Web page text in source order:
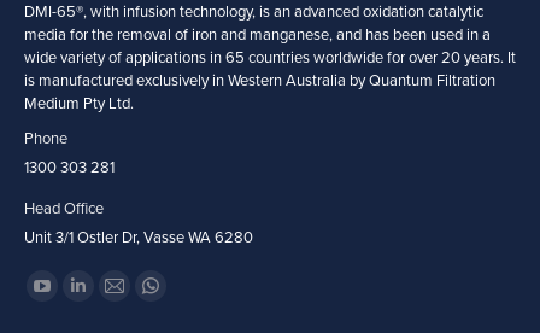
DMI-65®, with infusion technology, is an advanced oxidation catalytic
media for the removal of iron and manganese, and has been used in a
wide variety of applications in 65 countries worldwide for over 20 years. It
is manufactured exclusively in Western Australia by Quantum Filtration
Medium Pty Ltd.
Phone
1300 303 281
Head Office
Unit 3/1 Ostler Dr, Vasse WA 6280
Find us on:
Mail Whatsapp